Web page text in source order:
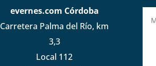
evernes.com Córdoba
Carretera Palma del Río, km
3,3
Local 112